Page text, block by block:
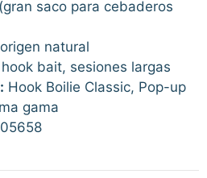
saco para cebaderos
natural
bait, sesiones largas
Hook Boilie Classic, Pop-up
gama